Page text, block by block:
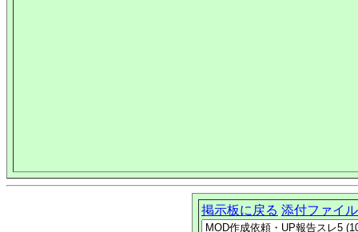
掲示板に戻る 添付ファイ